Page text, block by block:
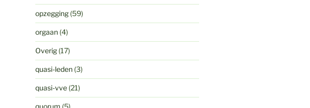
opzegging(59)
orgaan(4)
Overig(17)
quasi-leden(3)
quasi-vve(21)